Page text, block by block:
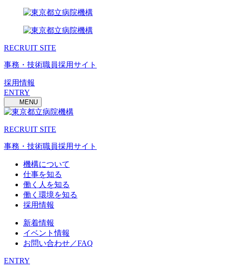
RECRUIT SITE
事務・技術職員採用サイト
採用情報
ENTRY
MENU
RECRUIT SITE
事務・技術職員採用サイト
機構について
仕事を知る
働く人を知る
働く環境を知る
採用情報
新着情報
イベント情報
お問い合わせ／FAQ
ENTRY